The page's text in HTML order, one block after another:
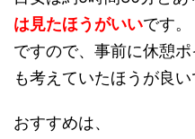
は見たほうがいいです。
ですので、事前に休憩
も考えていたほうが良い
おすすめは、